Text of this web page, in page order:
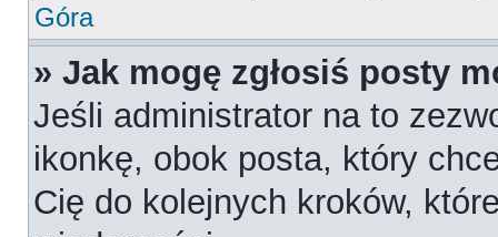
Góra
» Jak mogę zgłosiś posty
Jeśli administrator na to
ikonkę, obok posta, który
Cię do kolejnych kroków,